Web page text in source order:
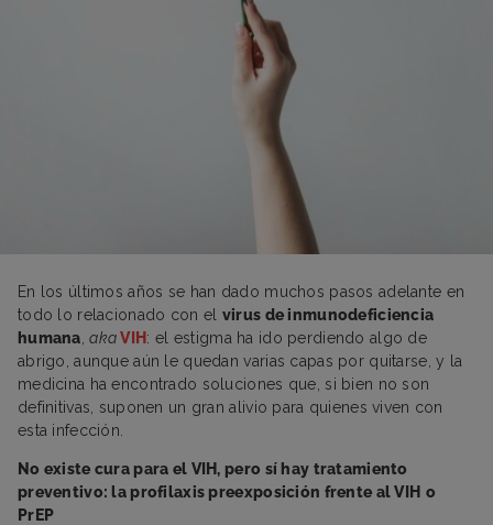
En los últimos años se han dado muchos pasos adelante en
todo lo relacionado con el virus de inmunodeficiencia
humana ,akaVIH : el estigma ha ido perdiendo algo de
abrigo, aunque aún le quedan varias capas por quitarse, y la
medicina ha encontrado soluciones que, si bien no son
definitivas, suponen un gran alivio para quienes viven con
esta infección.
No existe cura para el VIH, pero sí hay tratamiento
preventivo: la profilaxis preexposición frente al VIH o
PrEP